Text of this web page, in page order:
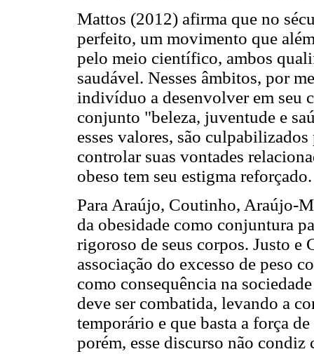
Mattos (2012) afirma que no
perfeito, um movimento que
pelo meio científico, ambos
saudável. Nesses âmbitos, por
indivíduo a desenvolver em seu
conjunto "beleza, juventude e
esses valores, são
controlar suas vontades
obeso tem seu estigma reforçado.
Para Araújo, Coutinho, Araújo-
da obesidade como conjuntura
rigoroso de seus corpos. Justo e
associação do excesso de peso
como consequência na
deve ser combatida, levando a
temporário e que basta a força
porém, esse discurso não condiz